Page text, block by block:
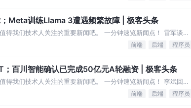
Meta训练Llama 3遭遇频繁故障 | 极客头条
我们技术人关注的重要新闻吧。 一分钟速览新闻点！ 雷军谈年
：“
前端 后端 程序员
百川智能确认已完成50亿元A轮融资 | 极客头条
我们技术人关注的重要新闻吧。 一分钟速览新闻点！ 李斌回应
庄新
前端 后端 程序员